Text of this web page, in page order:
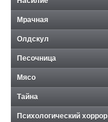
Мрачная
Олдскул
Песочница
Мясо
Тайна
Психологический хоррор